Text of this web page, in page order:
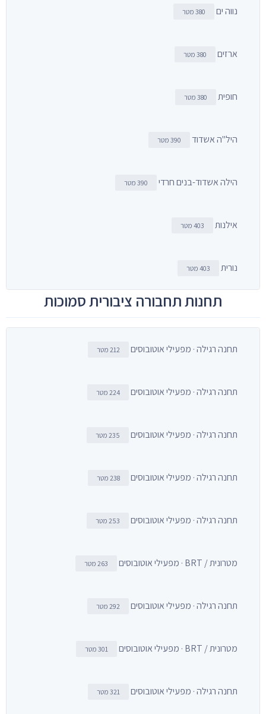
נווה ים 380 מטר
ארזים 380 מטר
חופית 380 מטר
היל"ה אשדוד 390 מטר
הילה אשדוד-בנים חרדי 390 מטר
אילנות 403 מטר
נורית 403 מטר
תחנות תחבורה ציבורית סמוכות
תחנה רגילה · מפעילי אוטובוסים 212 מטר
תחנה רגילה · מפעילי אוטובוסים 224 מטר
תחנה רגילה · מפעילי אוטובוסים 235 מטר
תחנה רגילה · מפעילי אוטובוסים 238 מטר
תחנה רגילה · מפעילי אוטובוסים 253 מטר
מטרונית / BRT · מפעילי אוטובוסים 263 מטר
תחנה רגילה · מפעילי אוטובוסים 292 מטר
מטרונית / BRT · מפעילי אוטובוסים 301 מטר
תחנה רגילה · מפעילי אוטובוסים 321 מטר